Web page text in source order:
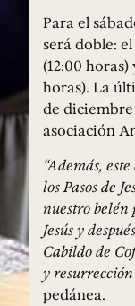
Para el
será doble:
(12:00 horas)
horas). La
de diciembre
asociación
“Además,
los Pasos de
nuestro
Jesús y
Cabildo de
y
pedánea.